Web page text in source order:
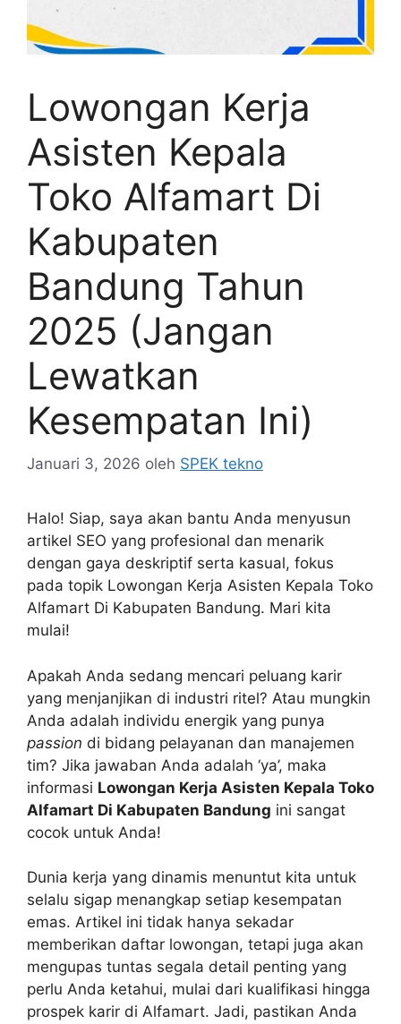
Lowongan Kerja
Asisten Kepala
Toko Alfamart Di
Kabupaten
Bandung Tahun
2025 (Jangan
Lewatkan
Kesempatan Ini)
Januari 3, 2026 oleh SPEK tekno
Halo! Siap, saya akan bantu Anda menyusun
artikel SEO yang profesional dan menarik
dengan gaya deskriptif serta kasual, fokus
pada topik Lowongan Kerja Asisten Kepala Toko
Alfamart Di Kabupaten Bandung. Mari kita
mulai!
Apakah Anda sedang mencari peluang karir
yang menjanjikan di industri ritel? Atau mungkin
Anda adalah individu energik yang punya
passion di bidang pelayanan dan manajemen
tim? Jika jawaban Anda adalah ‘ya’, maka
informasi Lowongan Kerja Asisten Kepala Toko
Alfamart Di Kabupaten Bandung ini sangat
cocok untuk Anda!
Dunia kerja yang dinamis menuntut kita untuk
selalu sigap menangkap setiap kesempatan
emas. Artikel ini tidak hanya sekadar
memberikan daftar lowongan, tetapi juga akan
mengupas tuntas segala detail penting yang
perlu Anda ketahui, mulai dari kualifikasi hingga
prospek karir di Alfamart. Jadi, pastikan Anda